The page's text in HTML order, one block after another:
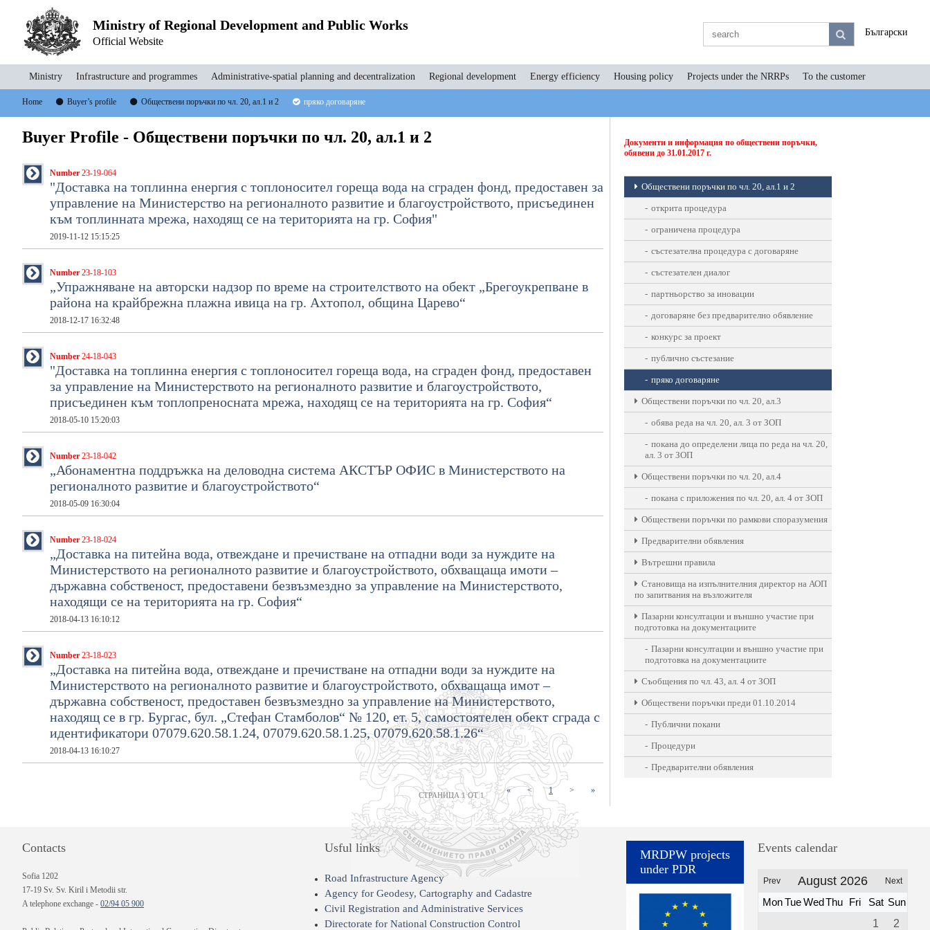
Ministry of Regional Development and Public Works
Official Website
Български
Ministry Infrastructure and programmes Administrative-spatial planning and decentralization Regional development Energy efficiency Housing policy Projects under the NRRPs To the customer
Home Buyer’s profile Oбществени поръчки по чл. 20, ал.1 и 2 пряко договаряне
Buyer Profile - Oбществени поръчки по чл. 20, ал.1 и 2
Number 23-19-064
"Доставка на топлинна енергия с топлоносител гореща вода на сграден фонд, предоставен за
управление на Министерство на регионалното развитие и благоустройството, присъединен
към топлинната мрежа, находящ се на територията на гр. София"
2019-11-12 15:15:25
Number 23-18-103
„Упражняване на авторски надзор по време на строителството на обект „Брегоукрепване в
района на крайбрежна плажна ивица на гр. Ахтопол, община Царево“
2018-12-17 16:32:48
Number 24-18-043
"Доставка на топлинна енергия с топлоносител гореща вода, на сграден фонд, предоставен
за управление на Министерството на регионалното развитие и благоустройството,
присъединен към топлопреносната мрежа, находящ се на територията на гр. София“
2018-05-10 15:20:03
Number 23-18-042
„Абонаментна поддръжка на деловодна система АКСТЪР ОФИС в Министерството на
регионалното развитие и благоустройството“
2018-05-09 16:30:04
Number 23-18-024
„Доставка на питейна вода, отвеждане и пречистване на отпадни води за нуждите на
Министерството на регионалното развитие и благоустройството, обхващаща имоти –
държавна собственост, предоставени безвъзмездно за управление на Министерството,
находящи се на територията на гр. София“
2018-04-13 16:10:12
Number 23-18-023
„Доставка на питейна вода, отвеждане и пречистване на отпадни води за нуждите на
Министерството на регионалното развитие и благоустройството, обхващаща имот –
държавна собственост, предоставен безвъзмездно за управление на Министерството,
находящ се в гр. Бургас, бул. „Стефан Стамболов“ № 120, ет. 5, самостоятелен обект сграда с
идентификатори 07079.620.58.1.24, 07079.620.58.1.25, 07079.620.58.1.26“
2018-04-13 16:10:27
« < 1(current)
> »
СТРАНИЦА 1 ОТ 1
Документи и информация по обществени поръчки,
обявени до 31.01.2017 г.
Oбществени поръчки по чл. 20, ал.1 и 2
открита процедура
ограничена процедура
състезателна процедура с договаряне
състезателен диалог
партньорство за иновации
договаряне без предварително обявление
конкурс за проект
публично състезание
пряко договаряне
Oбществени поръчки по чл. 20, ал.3
обява реда на чл. 20, ал. 3 от ЗОП
покана до определени лица по реда на чл. 20,
ал. 3 от ЗОП
Oбществени поръчки по чл. 20, ал.4
покана с приложения по чл. 20, ал. 4 от ЗОП
Обществени поръчки по рамкови споразумения
Предварителни обявления
Вътрешни правила
Становища на изпълнителния директор на АОП
по запитвания на възложителя
Пазарни консултации и външно участие при
подготовка на документациите
Пазарни консултации и външно участие при
подготовка на документациите
Съобщения по чл. 43, ал. 4 от ЗОП
Обществени поръчки преди 01.10.2014
Публични покани
Процедури
Предварителни обявления
Contacts
Sofia 1202
17-19 Sv. Sv. Kiril i Metodii str.
A telephone exchange - 02/94 05 900
Usful links
Road Infrastructure Agency
Agency for Geodesy, Cartography and Cadastre
Civil Registration and Administrative Services
Directorate for National Construction Control
MRDPW projects
under PDR
Events calendar
Prev August 2026 Next
Mon TueWedThu Fri Sat Sun
1
2